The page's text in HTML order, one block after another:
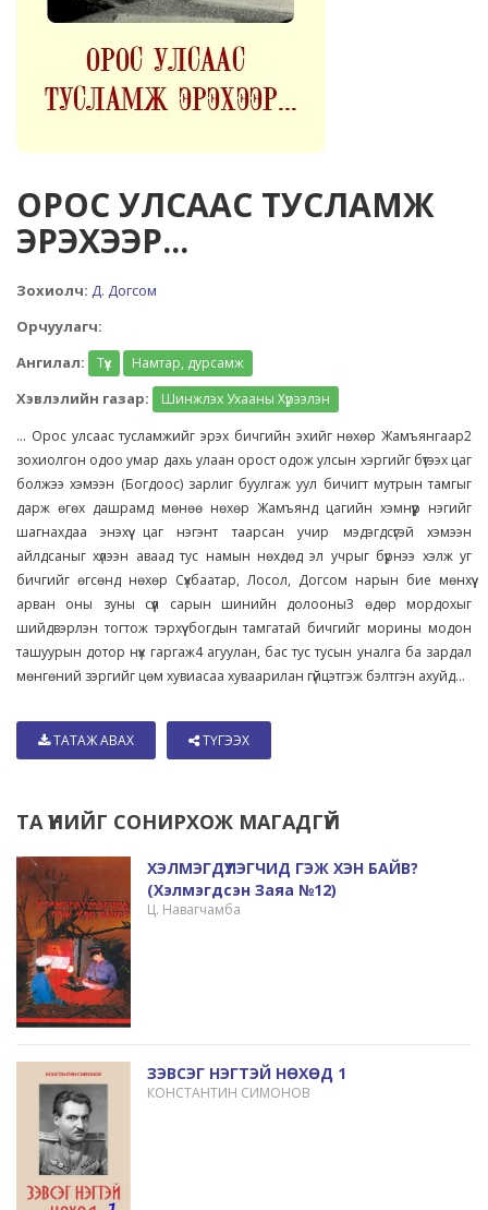
ОРОС УЛСААС ТУСЛАМЖ
ЭРЭХЭЭР...
Зохиолч: Д. Догсом
Орчуулагч:
Ангилал:
Түүх Намтар, дурсамж
Хэвлэлийн газар:
Шинжлэх Ухааны Хүрээлэн
... Орос улсаас тусламжийг эрэх бичгийн эхийг нөхөр Жамъянгаар2
зохиолгон одоо умар дахь улаан орост одож улсын хэргийг бүтээх цаг
болжээ хэмээн (Богдоос) зарлиг буулгаж уул бичигт мутрын тамгыг
дарж өгөх дашрамд мөнөө нөхөр Жамъянд цагийн хэмнүүр нэгийг
шагнахдаа энэхүү цаг нэгэнт таарсан учир мэдэгдсүгэй хэмээн
айлдсаныг хүлээн аваад тус намын нөхдөд эл учрыг бүрнээ хэлж уг
бичгийг өгсөнд нөхөр Сүхбаатар, Лосол, Догсом нарын бие мөнхүү
арван оны зуны сүүл сарын шинийн долооны3 өдөр мордохыг
шийдвэрлэн тогтож тэрхүү богдын тамгатай бичгийг морины модон
ташуурын дотор нүх гаргаж4 агуулан, бас тус тусын уналга ба зардал
мөнгөний зэргийг цөм хувиасаа хуваарилан гүйцэтгэж бэлтгэн ахуйд...
ТАТАЖ АВАХ ТҮГЭЭХ
ТА ҮҮНИЙГ СОНИРХОЖ МАГАДГҮЙ
ХЭЛМЭГДҮҮЛЭГЧИД ГЭЖ ХЭН БАЙВ?
(Хэлмэгдсэн Заяа №12)
Ц. Навагчамба
ЗЭВСЭГ НЭГТЭЙ НӨХӨД 1
КОНСТАНТИН СИМОНОВ